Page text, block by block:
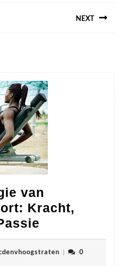
NEXT
van
Kracht,
de
Magiecdenvhoogstraten
0